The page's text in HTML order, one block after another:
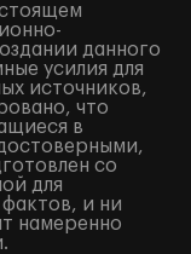
данного
усилия для
источников,
что
в
со
для
и ни
намеренно